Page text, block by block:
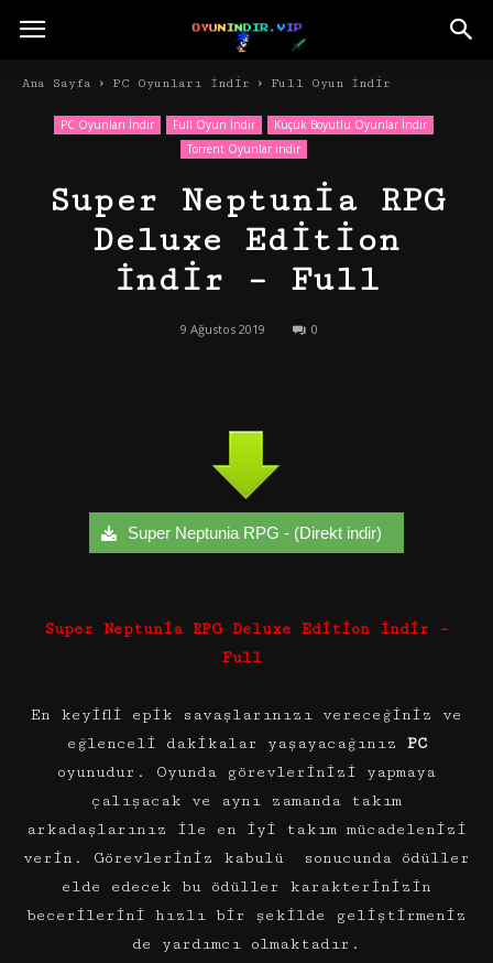
Ana Sayfa PC Oyunları İndir Full Oyun İndir
PC Oyunları İndir Full Oyun İndir
Küçük Boyutlu Oyunlar İndir
Torrent Oyunlar indir
Super Neptunia RPG
Deluxe Edition
İndir – Full
9 Ağustos 2019 0
Super Neptunia RPG - (Direkt indir)
Super Neptunia RPG Deluxe Edition İndir –
Full
En keyifli epik savaşlarınızı vereceğiniz ve
eğlenceli dakikalar yaşayacağınız PC
oyunudur. Oyunda görevlerinizi yapmaya
çalışacak ve aynı zamanda takım
arkadaşlarınız ile en iyi takım mücadelenizi
verin. Görevleriniz kabulü sonucunda ödüller
elde edecek bu ödüller karakterinizin
becerilerini hızlı bir şekilde geliştirmeniz
de yardımcı olmaktadır.